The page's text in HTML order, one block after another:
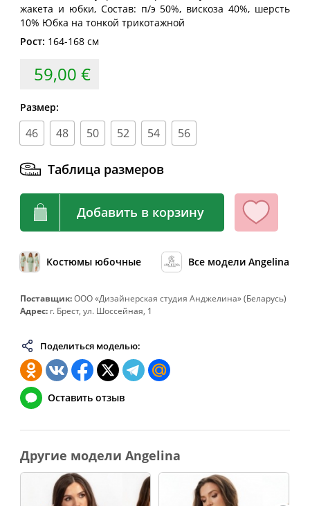
62
124 104-108
132
64
68
72
144 124-128
76
152
78
156 136-140
164
80
160 140-144
168
жакета и юбки, Состав: п/э 50%, вискоза 40%, шерсть
10% Юбка на тонкой трикотажной
Рост: 164-168 см
59,00 €
Размер:
46 48 50 52 54 56
Таблица размеров
Добавить в корзину
Костюмы юбочные Все модели Angelina
Поставщик:ООО «Дизайнерская студия Анджелина» (Беларусь)
Адрес: г. Брест, ул. Шоссейная, 1
Поделиться моделью:
Оставить отзыв
Другие модели Angelina